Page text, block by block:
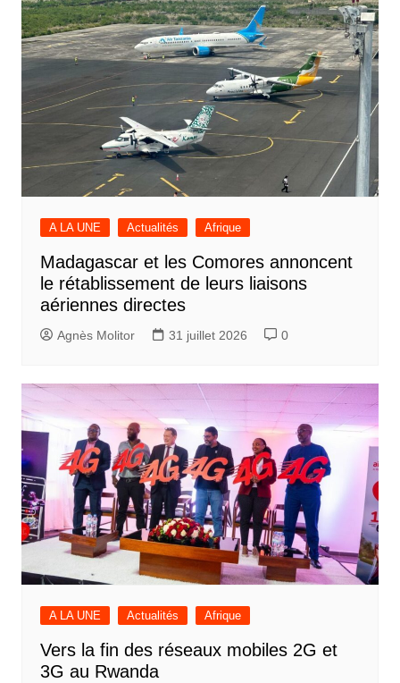
A LA UNE Actualités Afrique
Madagascar et les Comores annoncent
le rétablissement de leurs liaisons
aériennes directes
Agnès Molitor 31 juillet 2026 0
A LA UNE Actualités Afrique
Vers la fin des réseaux mobiles 2G et
3G au Rwanda